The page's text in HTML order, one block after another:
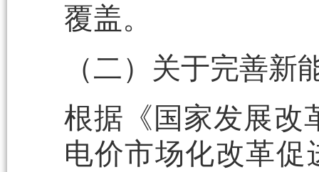
覆盖。
（二）关于完善新
根据《国家发展改
电价市场化改革